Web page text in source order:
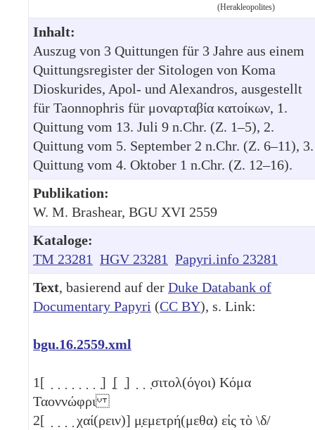
(Herakleopolites)
Inhalt:
Auszug von 3 Quittungen für 3 Jahre aus einem
Quittungsregister der Sitologen von Koma
Dioskurides, Apol- und Alexandros, ausgestellt
für Taonnophris für μοναρταβία κατοίκων, 1.
Quittung vom 13. Juli 9 n.Chr. (Z. 1–5), 2.
Quittung vom 5. September 2 n.Chr. (Z. 6–11), 3.
Quittung vom 4. Oktober 1 n.Chr. (Z. 12–16).
Publikation:
W. M. Brashear, BGU XVI 2559
Kataloge:
TM 23281 HGV 23281 Papyri.info 23281
Text, basierend auf der Duke Databank of
Documentary Papyri (CC BY), s. Link:
bgu.16.2559.xml
1[ ̣ ̣ ̣ ̣ ̣ ̣ ̣ ̣] ̣[ ̣] ̣ ̣ ̣σιτολ(όγοι) Κόμα
Ταοννώφρι
2[ ̣ ̣ ̣ ̣ χαί(ρειν)] μ̣εμετρή(μεθα) εἰς τὸ \δ/